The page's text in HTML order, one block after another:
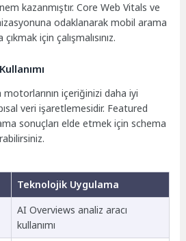
kazanmıştır. Core Web Vitals ve
odaklanarak mobil arama
için çalışmalısınız.
içeriğinizi daha iyi
veri işaretlemesidir. Featured
sonuçları elde etmek için schema
Teknolojik Uygulama
AI Overviews analiz aracı
kullanımı